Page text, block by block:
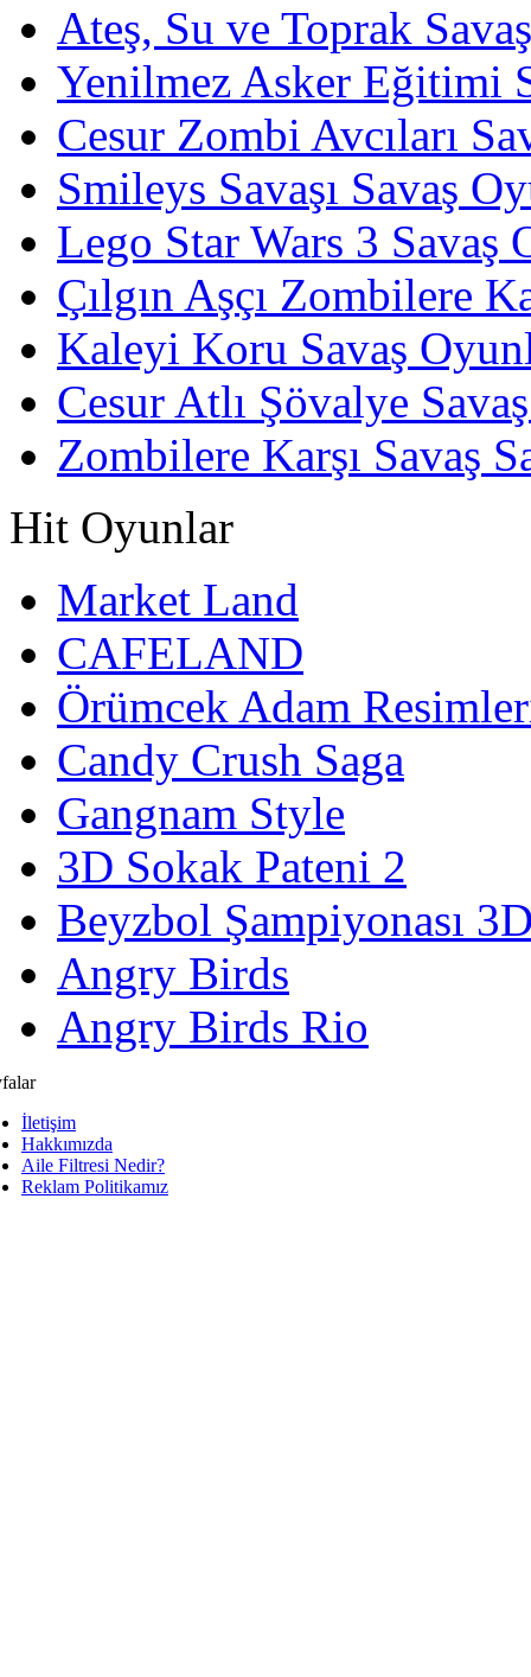
Ateş, Su ve Toprak
Yenilmez Asker Eğitimi
Cesur Zombi Avcıları
Smileys Savaşı Savaş
Lego Star Wars 3 Savaş
Çılgın Aşçı Zombilere
Kaleyi Koru Savaş
Cesur Atlı Şövalye
Zombilere Karşı Savaş
Hit Oyunlar
Market Land
CAFELAND
Örümcek Adam
Candy Crush Saga
Gangnam Style
3D Sokak Pateni 2
Beyzbol Şampiyonası
Angry Birds
Angry Birds Rio
İletişim
Hakkımızda
Aile Filtresi Nedir?
Reklam Politikamız